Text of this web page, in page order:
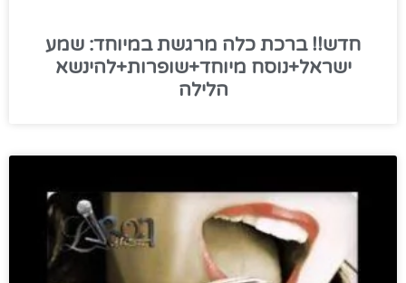
חדש!! ברכת כלה מרגשת במיוחד: שמע
ישראל+נוסח מיוחד+שופרות+להינשא
הלילה